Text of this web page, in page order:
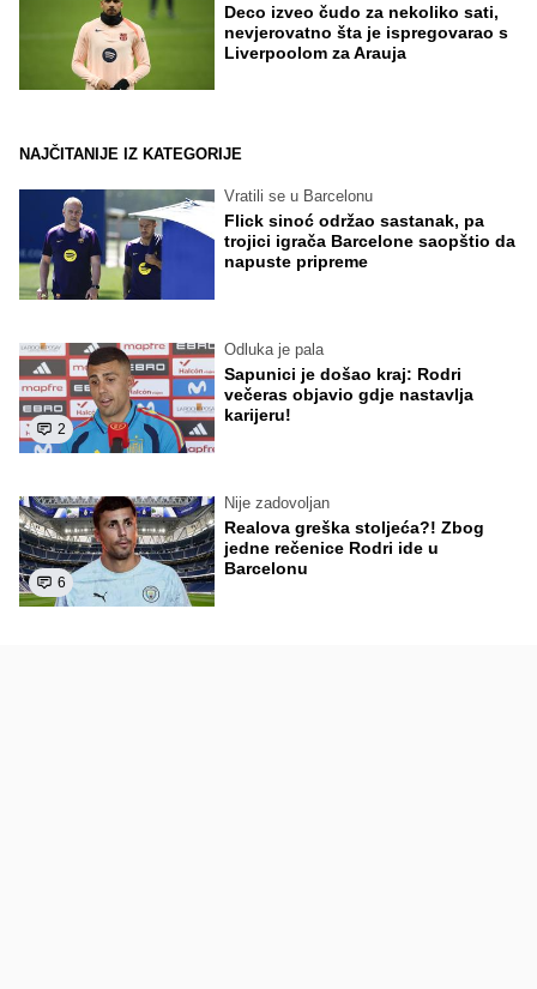
Deco izveo čudo za nekoliko sati,
nevjerovatno šta je ispregovarao s
Liverpoolom za Arauja
NAJČITANIJE IZ KATEGORIJE
Vratili se u Barcelonu
Flick sinoć održao sastanak, pa
trojici igrača Barcelone saopštio da
napuste pripreme
2
Odluka je pala
Sapunici je došao kraj: Rodri
večeras objavio gdje nastavlja
karijeru!
6
Nije zadovoljan
Realova greška stoljeća?! Zbog
jedne rečenice Rodri ide u
Barcelonu